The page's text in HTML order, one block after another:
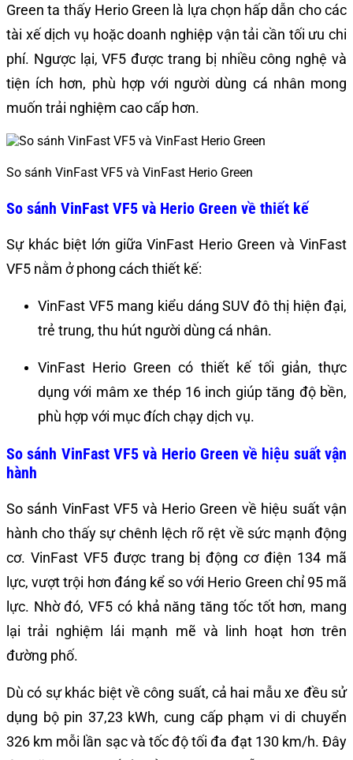
Green ta thấy Herio Green là lựa chọn hấp dẫn cho các
tài xế dịch vụ hoặc doanh nghiệp vận tải cần tối ưu chi
phí. Ngược lại, VF5 được trang bị nhiều công nghệ và
tiện ích hơn, phù hợp với người dùng cá nhân mong
muốn trải nghiệm cao cấp hơn.
So sánh VinFast VF5 và VinFast Herio Green
So sánh VinFast VF5 và Herio Green về thiết kế
Sự khác biệt lớn giữa VinFast Herio Green và VinFast
VF5 nằm ở phong cách thiết kế:
VinFast VF5 mang kiểu dáng SUV đô thị hiện đại,
trẻ trung, thu hút người dùng cá nhân.
VinFast Herio Green có thiết kế tối giản, thực
dụng với mâm xe thép 16 inch giúp tăng độ bền,
phù hợp với mục đích chạy dịch vụ.
So sánh VinFast VF5 và Herio Green về hiệu suất vận
hành
So sánh VinFast VF5 và Herio Green về hiệu suất vận
hành cho thấy sự chênh lệch rõ rệt về sức mạnh động
cơ. VinFast VF5 được trang bị động cơ điện 134 mã
lực, vượt trội hơn đáng kể so với Herio Green chỉ 95 mã
lực. Nhờ đó, VF5 có khả năng tăng tốc tốt hơn, mang
lại trải nghiệm lái mạnh mẽ và linh hoạt hơn trên
đường phố.
Dù có sự khác biệt về công suất, cả hai mẫu xe đều sử
dụng bộ pin 37,23 kWh, cung cấp phạm vi di chuyển
326 km mỗi lần sạc và tốc độ tối đa đạt 130 km/h. Đây